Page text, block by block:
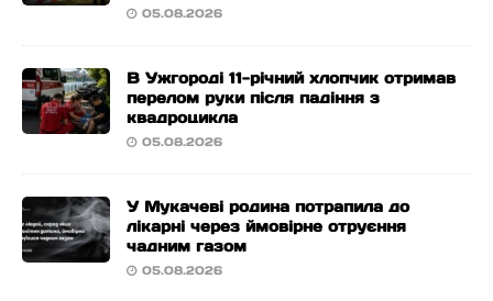
05.08.2026
В Ужгороді 11-річний хлопчик отримав
перелом руки після падіння з
квадроцикла
05.08.2026
У Мукачеві родина потрапила до
лікарні через ймовірне отруєння
чадним газом
05.08.2026